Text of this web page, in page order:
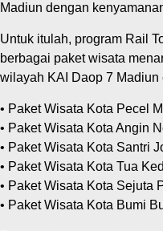
Madiun dengan
Untuk itulah, program Rail
berbagai paket wisata
wilayah KAI Daop 7
• Paket Wisata Kota Pecel
• Paket Wisata Kota Angin
• Paket Wisata Kota Santri
• Paket Wisata Kota Tua
• Paket Wisata Kota Sejuta
• Paket Wisata Kota Bumi